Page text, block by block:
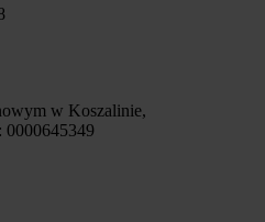
w Koszalinie,
0000645349